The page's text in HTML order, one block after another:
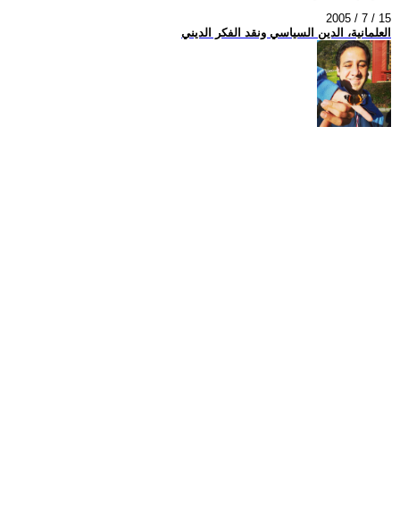
2005 / 7 / 15
العلمانية، الدين السياسي ونقد الفكر الديني